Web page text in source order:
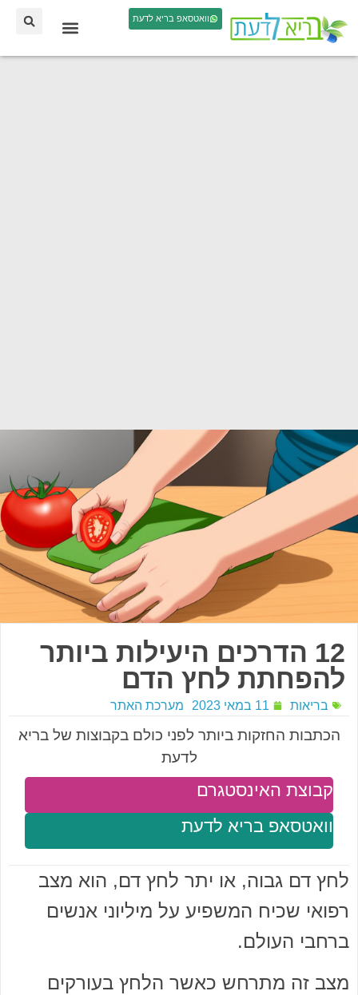
וואטסאפ בריא לדעת
12 הדרכים היעילות ביותר
להפחתת לחץ הדם
בריאות 11 במאי 2023 מערכת האתר
הכתבות החזקות ביותר לפני כולם בקבוצות של בריא
לדעת
וואטסאפ בריא לדעת
קבוצת האינסטגרם
לחץ דם גבוה, או יתר לחץ דם, הוא מצב
רפואי שכיח המשפיע על מיליוני אנשים
ברחבי העולם.
מצב זה מתרחש כאשר הלחץ בעורקים